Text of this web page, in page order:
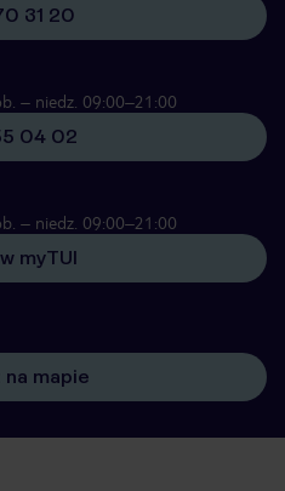
31 20
– niedz. 09:00–21:00
04 02
– niedz. 09:00–21:00
myTUI
na mapie